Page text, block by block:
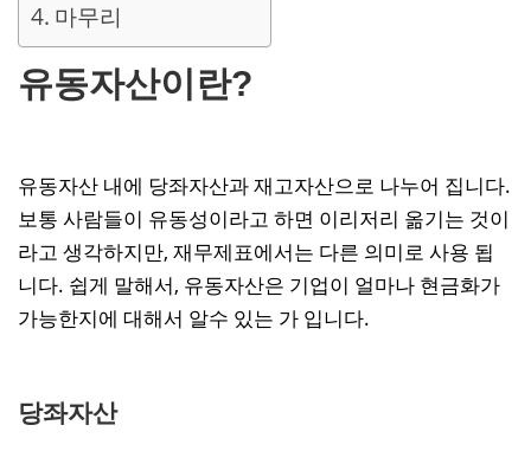
마무리
유동자산이란?
유동자산 내에 당좌자산과 재고자산으로 나누어 집니다.
보통 사람들이 유동성이라고 하면 이리저리 옮기는 것이
라고 생각하지만, 재무제표에서는 다른 의미로 사용 됩
니다. 쉽게 말해서, 유동자산은 기업이 얼마나 현금화가
가능한지에 대해서 알수 있는 가 입니다.
당좌자산